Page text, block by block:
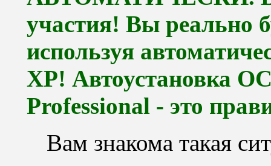
участия! Вы реально
используя
XP! Автоустановка
Professional - это
Вам знакома такая